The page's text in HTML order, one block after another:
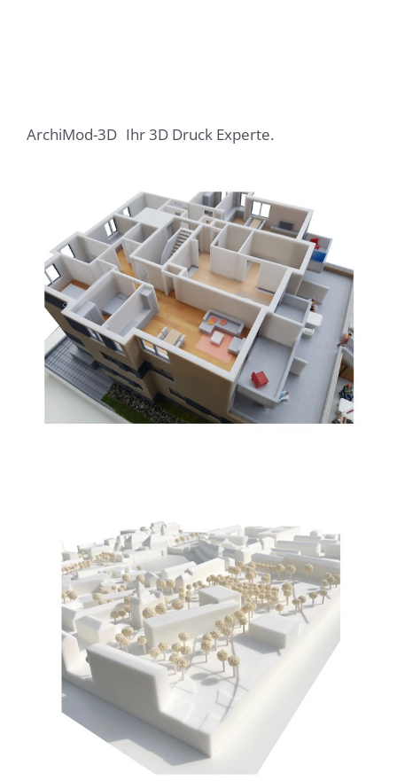
ArchiMod-3D Ihr 3D Druck Experte.